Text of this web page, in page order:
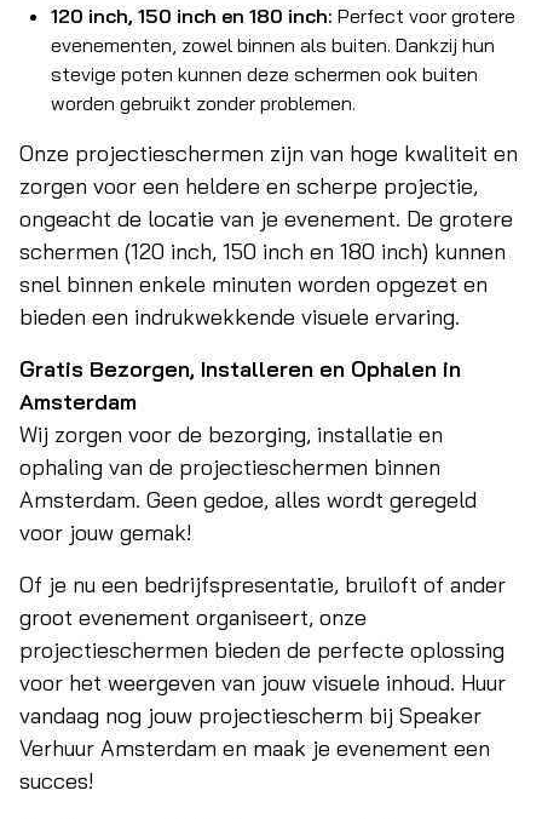
120 inch, 150 inch en 180 inch: Perfect voor grotere
evenementen, zowel binnen als buiten. Dankzij hun
stevige poten kunnen deze schermen ook buiten
worden gebruikt zonder problemen.
Onze projectieschermen zijn van hoge kwaliteit en
zorgen voor een heldere en scherpe projectie,
ongeacht de locatie van je evenement. De grotere
schermen (120 inch, 150 inch en 180 inch) kunnen
snel binnen enkele minuten worden opgezet en
bieden een indrukwekkende visuele ervaring.
Gratis Bezorgen, Installeren en Ophalen in
Amsterdam
Wij zorgen voor de bezorging, installatie en
ophaling van de projectieschermen binnen
Amsterdam. Geen gedoe, alles wordt geregeld
voor jouw gemak!
Of je nu een bedrijfspresentatie, bruiloft of ander
groot evenement organiseert, onze
projectieschermen bieden de perfecte oplossing
voor het weergeven van jouw visuele inhoud. Huur
vandaag nog jouw projectiescherm bij Speaker
Verhuur Amsterdam en maak je evenement een
succes!